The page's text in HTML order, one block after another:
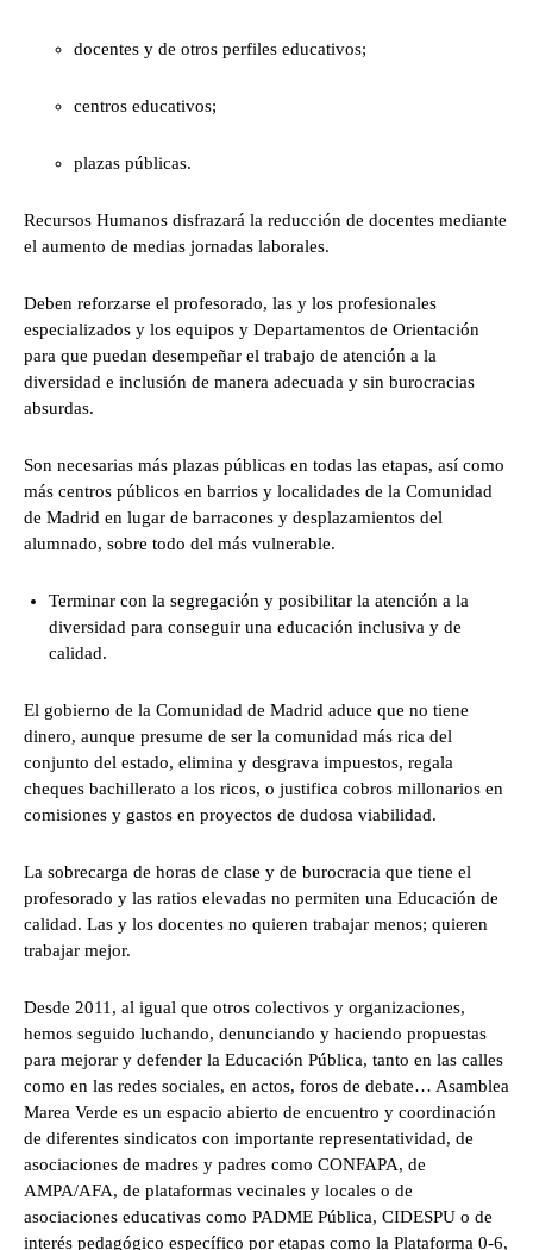
docentes y de otros perfiles educativos;
centros educativos;
plazas públicas.
Recursos Humanos disfrazará la reducción de docentes mediante
el aumento de medias jornadas laborales.
Deben reforzarse el profesorado, las y los profesionales
especializados y los equipos y Departamentos de Orientación
para que puedan desempeñar el trabajo de atención a la
diversidad e inclusión de manera adecuada y sin burocracias
absurdas.
Son necesarias más plazas públicas en todas las etapas, así como
más centros públicos en barrios y localidades de la Comunidad
de Madrid en lugar de barracones y desplazamientos del
alumnado, sobre todo del más vulnerable.
Terminar con la segregación y posibilitar la atención a la
diversidad para conseguir una educación inclusiva y de
calidad.
El gobierno de la Comunidad de Madrid aduce que no tiene
dinero, aunque presume de ser la comunidad más rica del
conjunto del estado, elimina y desgrava impuestos, regala
cheques bachillerato a los ricos, o justifica cobros millonarios en
comisiones y gastos en proyectos de dudosa viabilidad.
La sobrecarga de horas de clase y de burocracia que tiene el
profesorado y las ratios elevadas no permiten una Educación de
calidad. Las y los docentes no quieren trabajar menos; quieren
trabajar mejor.
Desde 2011, al igual que otros colectivos y organizaciones,
hemos seguido luchando, denunciando y haciendo propuestas
para mejorar y defender la Educación Pública, tanto en las calles
como en las redes sociales, en actos, foros de debate… Asamblea
Marea Verde es un espacio abierto de encuentro y coordinación
de diferentes sindicatos con importante representatividad, de
asociaciones de madres y padres como CONFAPA, de
AMPA/AFA, de plataformas vecinales y locales o de
asociaciones educativas como PADME Pública, CIDESPU o de
interés pedagógico específico por etapas como la Plataforma 0-6,